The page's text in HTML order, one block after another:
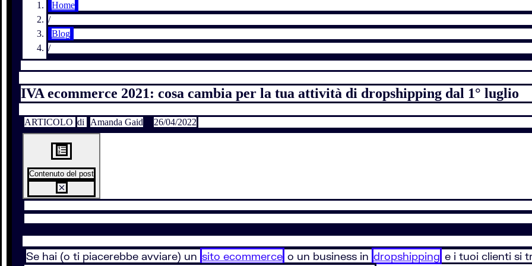
Home
/
Blog
/
IVA ecommerce 2021: cosa cambia per la tua attività di dropshipping dal 1° luglio
ARTICOLO di Amanda Gaid 26/04/2022
Contenuto del post
Se hai (o ti piacerebbe avviare) un sito ecommerce o un business in dropshipping e i tuoi clienti si